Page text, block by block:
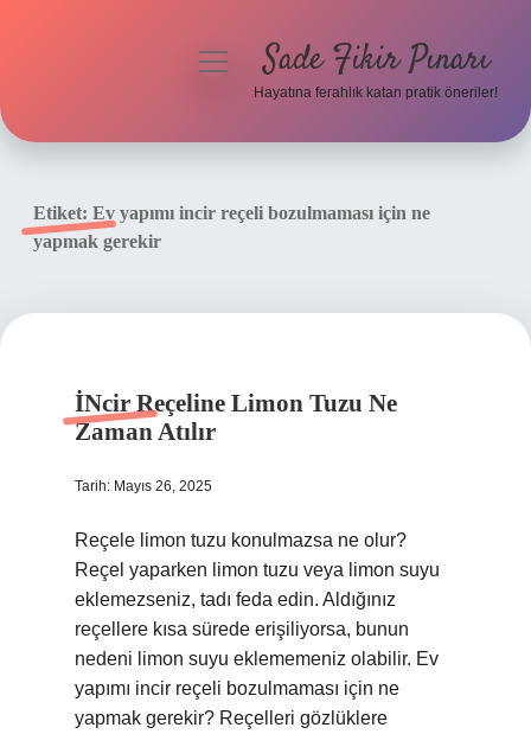
Yasal Uyarı
menüyüSade Fikir Pınarı
Hayatına ferahlık katan pratik öneriler!
Etiket: Ev yapımı incir reçeli bozulmaması için ne
yapmak gerekir
İNcir Reçeline Limon Tuzu Ne
Zaman Atılır
Tarih: Mayıs 26, 2025
Reçele limon tuzu konulmazsa ne olur?
Reçel yaparken limon tuzu veya limon suyu
eklemezseniz, tadı feda edin. Aldığınız
reçellere kısa sürede erişiliyorsa, bunun
nedeni limon suyu eklememeniz olabilir. Ev
yapımı incir reçeli bozulmaması için ne
yapmak gerekir? Reçelleri gözlüklere